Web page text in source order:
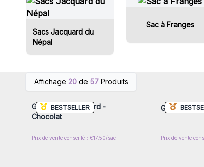
Sacs Jacquard du
Népal
Sac à Franges
Affichage 20 de 57 Produits
BESTSELLER
vous pour accéder aux prix de
gros
Grand Sac Jacquard -
Chocolat
Prix de vente conseillé : €17.50/sac
Grand Sac
Prix de vente
Connectez-vous ou inscrivez-